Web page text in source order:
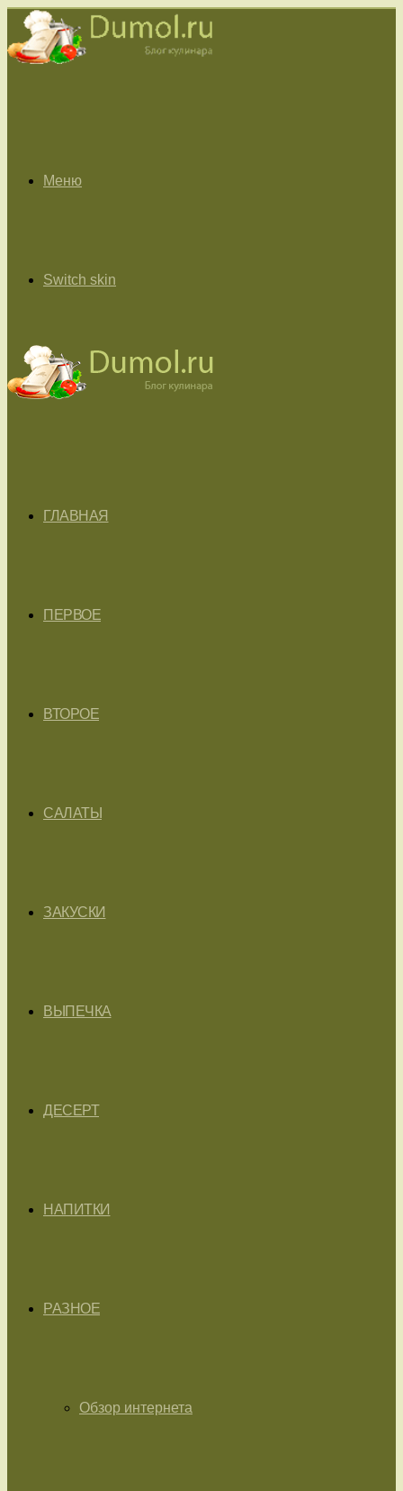
Меню
Switch skin
ГЛАВНАЯ
ПЕРВОЕ
ВТОРОЕ
САЛАТЫ
ЗАКУСКИ
ВЫПЕЧКА
ДЕСЕРТ
НАПИТКИ
РАЗНОЕ
Обзор интернета